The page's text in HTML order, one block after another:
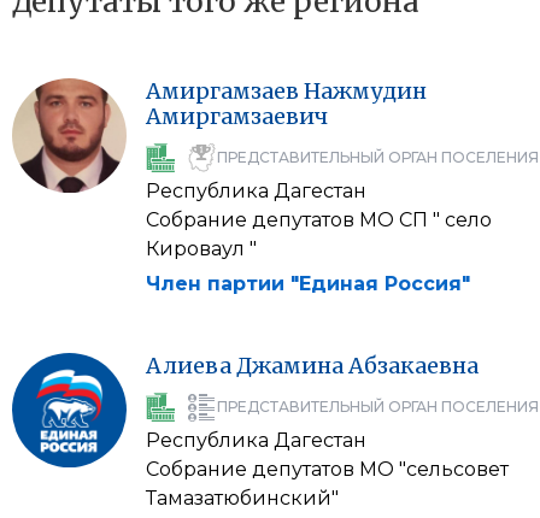
Амиргамзаев Нажмудин
Амиргамзаевич
ПРЕДСТАВИТЕЛЬНЫЙ ОРГАН ПОСЕЛЕНИЯ
Республика Дагестан
Собрание депутатов МО СП " село
Кироваул "
Член партии "Единая Россия"
АлиеваДжаминаАбзакаевна
ПРЕДСТАВИТЕЛЬНЫЙ ОРГАН ПОСЕЛЕНИЯ
Республика Дагестан
Собрание депутатов МО "сельсовет
Тамазатюбинский"